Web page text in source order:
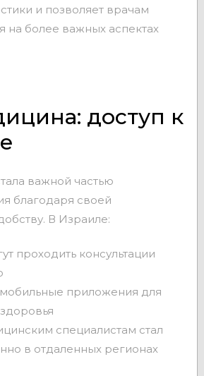
и позволяет врачам
на более важных аспектах
доступ к
важной частью
благодаря своей
В Израиле:
проходить консультации
приложения для
специалистам стал
в отдаленных регионах